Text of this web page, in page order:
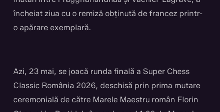
încheiat ziua cu o remiză obținută de francez printr-
o apărare exemplară.
Azi, 23 mai, se joacă runda finală a Super Chess
Classic România 2026, deschisă prin prima mutare
ceremonială de către Marele Maestru român Florin